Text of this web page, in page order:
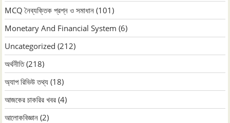
MCQ নৈব্যক্তিক প্রশ্ন ও সমাধান (101)
Monetary And Financial System (6)
Uncategorized (212)
অর্থনীতি(218)
অ্যাপ রিভিউ তথ্য (18)
আজকের চাকরির খবর (4)
আলোকবিজ্ঞান (2)